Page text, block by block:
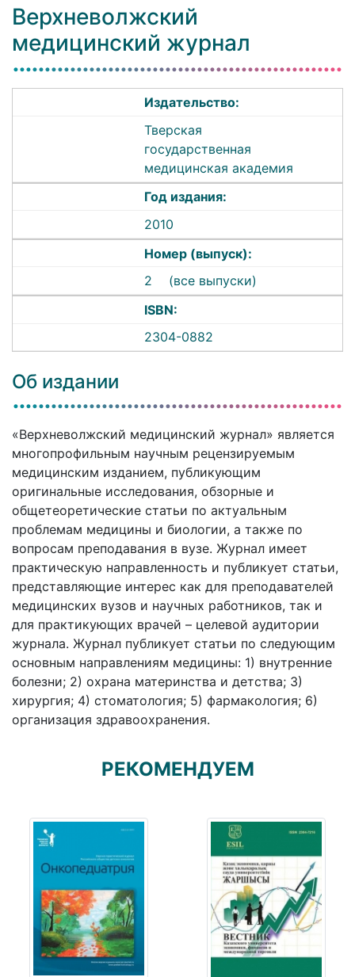
Верхневолжский
медицинский журнал
Издательство:
Тверская
государственная
медицинская академия
Год издания:
2010
Номер (выпуск):
2
(все выпуски)
ISBN:
2304-0882
Об издании
«Верхневолжский медицинский журнал» является
многопрофильным научным рецензируемым
медицинским изданием, публикующим
оригинальные исследования, обзорные и
общетеоретические статьи по актуальным
проблемам медицины и биологии, а также по
вопросам преподавания в вузе. Журнал имеет
практическую направленность и публикует статьи,
представляющие интерес как для преподавателей
медицинских вузов и научных работников, так и
для практикующих врачей – целевой аудитории
журнала. Журнал публикует статьи по следующим
основным направлениям медицины: 1) внутренние
болезни; 2) охрана материнства и детства; 3)
хирургия; 4) стоматология; 5) фармакология; 6)
организация здравоохранения.
РЕКОМЕНДУЕМ